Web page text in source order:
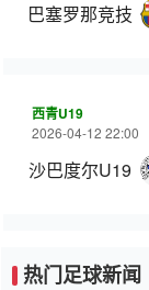
巴塞罗那竞技
西青U19
2026-04-12 22:00
沙巴度尔U19
热门足球新闻